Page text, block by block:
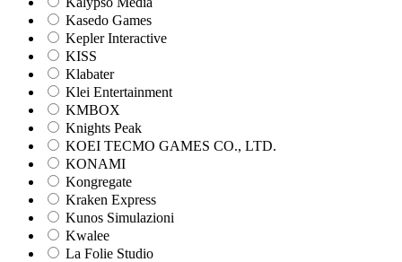
Kasedo Games
Kepler Interactive
KISS
Klabater
Klei Entertainment
KMBOX
Knights Peak
KOEI TECMO GAMES CO., LTD.
KONAMI
Kongregate
Kraken Express
Kunos Simulazioni
Kwalee
La Folie Studio